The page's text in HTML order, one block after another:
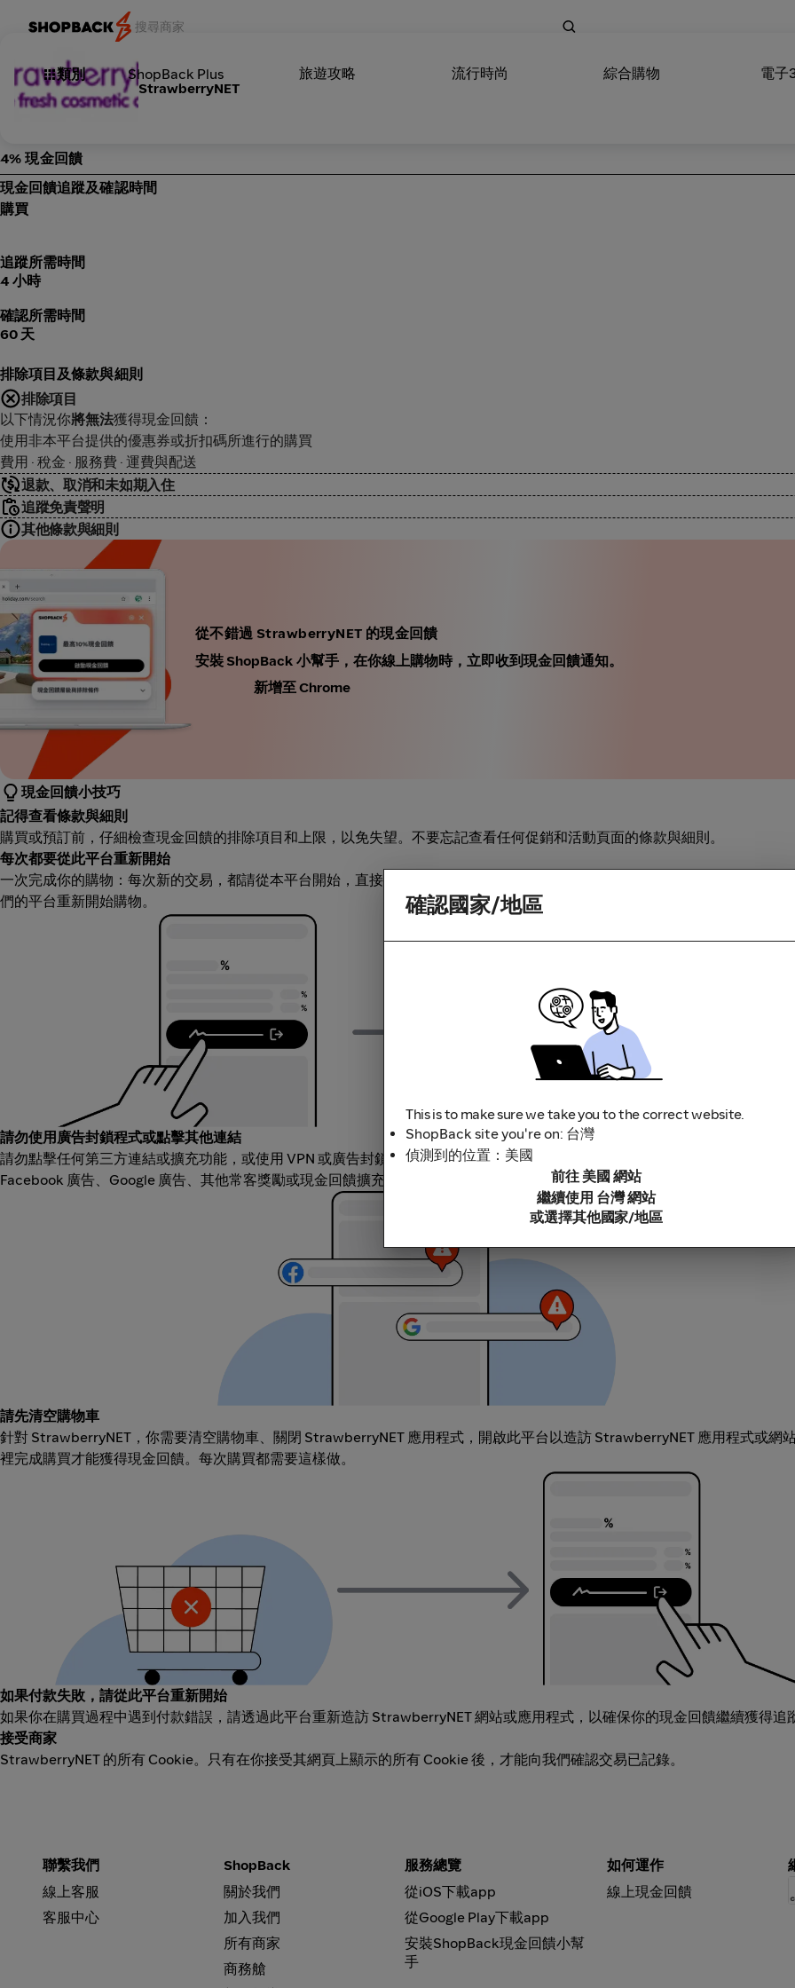
類別 ShopBack Plus 旅遊攻略 流行時尚 綜合購物 電子
StrawberryNET
4% 現金回饋
現金回饋追蹤及確認時間
購買
追蹤所需時間
4 小時
確認所需時間
60 天
排除項目及條款與細則
排除項目
以下情況你將無法獲得現金回饋：
使用非本平台提供的優惠券或折扣碼所進行的購買
費用 · 稅金 · 服務費 · 運費與配送
退款、取消和未如期入住
追蹤免責聲明
其他條款與細則
從不錯過 StrawberryNET 的現金回饋
安裝 ShopBack 小幫手，在你線上購物時，立即收到現金回饋通知。
新增至 Chrome
現金回饋小技巧
記得查看條款與細則
購買或預訂前，仔細檢查現金回饋的排除項目和上限，以免失望。不要忘記查看任何促銷和活動頁面的條款與細則。
每次都要從此平台重新開始
一次完成你的購物：每次新的交易，都請從本平台開始，直接造訪商家。如果你造訪商家時因為應用程式更新或下載畫面而中
們的平台重新開始購物。
請勿使用廣告封鎖程式或點擊其他連結
請勿點擊任何第三方連結或擴充功能，或使用 VPN 或廣告封鎖軟體，因為這些可能導致無法追蹤你的現金回饋。部分範例包括：
Facebook 廣告、Google 廣告、其他常客獎勵或現金回饋擴充功能連結。
請先清空購物車
針對 StrawberryNET，你需要清空購物車、關閉 StrawberryNET 應用程式，開啟此平台以造訪 StrawberryNET 應用程式或網
裡完成購買才能獲得現金回饋。每次購買都需要這樣做。
如果付款失敗，請從此平台重新開始
如果你在購買過程中遇到付款錯誤，請透過此平台重新造訪 StrawberryNET 網站或應用程式，以確保你的現金回饋繼續獲得追
接受商家
StrawberryNET 的所有 Cookie。只有在你接受其網頁上顯示的所有 Cookie 後，才能向我們確認交易已記錄。
聯繫我們
線上客服
客服中心
ShopBack
關於我們
加入我們
所有商家
商務艙
服務總覽
從iOS下載app
從Google Play下載app
安裝ShopBack現金回饋小幫
手
如何運作
線上現金回饋
確認國家/地區
This is to make sure we take you to the correct website.
ShopBack site you're on: 台灣
偵測到的位置：美國
前往 美國 網站
繼續使用 台灣 網站
或選擇其他國家/地區